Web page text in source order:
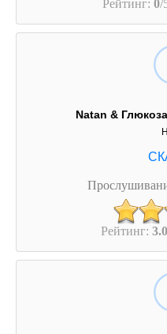
Рейтинг: 0/
Natan &
Рейтинг: 3.0